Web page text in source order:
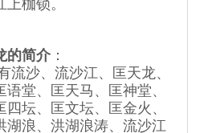
枷锁。
的简介：
沙、流沙江、匡天龙、
堂、匡天马、匡神堂、
坛、匡文坛、匡金火、
湖浪、洪湖浪涛、流沙江